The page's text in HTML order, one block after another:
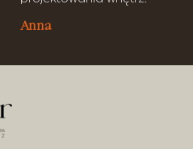
Anna